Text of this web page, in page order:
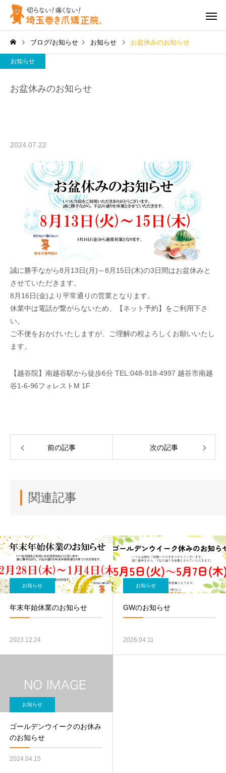
ブログ/お知らせ お知らせ お盆休みのお知らせ
お知らせ
お盆休みのお知らせ
2024.07.22
誠に勝手ながら8月13日(月)～8月15日(木)の3日間はお盆休みと
させていただきます。
8月16日(金)より平常通りの営業となります。
休業中は電話が繋がらないため、【ネット予約】をご利用下さ
い。
ご不便をおかけいたしますが、ご理解の程よろしくお願いいたし
ます。
【越谷院】南越谷駅から徒歩6分 TEL:048-918-4997 越谷市南越
谷1-6-96フォレストM 1F
前の記事 次の記事
関連記事
お知らせ
年末年始休業のお知らせ
2023.12.24
お知らせ
GWのお知らせ
2026.04.11
お知らせ
ゴールデンウイークのお休み
のお知らせ
2024.04.15